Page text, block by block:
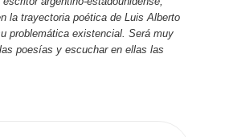
la trayectoria poética de Luis Alberto
problemática existencial. Será muy
poesías y escuchar en ellas las